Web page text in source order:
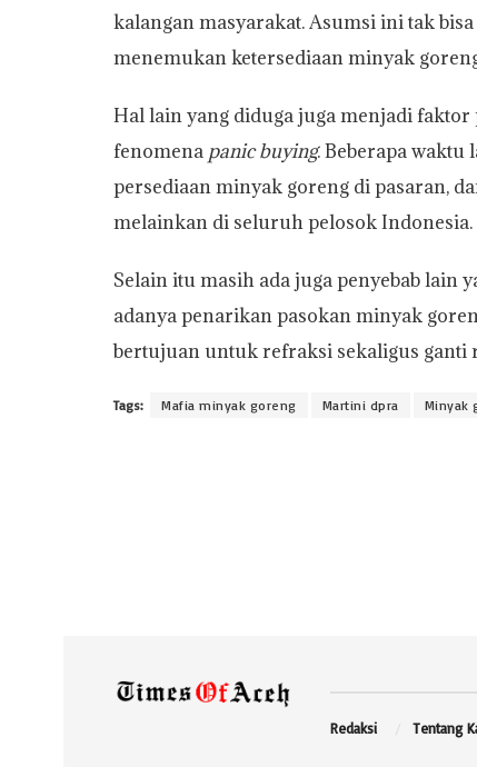
kalangan masyarakat. Asumsi ini tak
menemukan ketersediaan minyak
Hal lain yang diduga juga menjadi
fenomena panic buying. Beberapa
persediaan minyak goreng di pasaran,
melainkan di seluruh pelosok Indonesia.
Selain itu masih ada juga penyebab lain
adanya penarikan pasokan minyak
bertujuan untuk refraksi sekaligus ganti
Tags: Mafia minyak goreng Martini dpra Minyak
Redaksi Tentang